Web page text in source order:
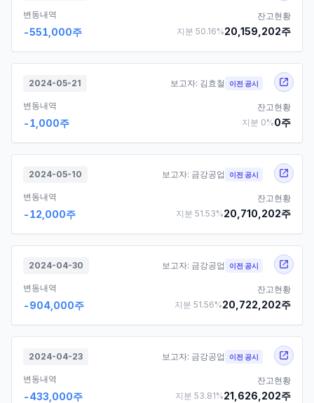
변동내역
-551,000주
잔고현황
지분 50.16%20,159,202주
2024-05-21 보고자: 김효철 이전 공시
변동내역
-1,000주
잔고현황
지분 0%0주
2024-05-10 보고자: 금강공업 이전 공시
변동내역
-12,000주
잔고현황
지분 51.53%20,710,202주
2024-04-30 보고자: 금강공업 이전 공시
변동내역
-904,000주
잔고현황
지분 51.56%20,722,202주
2024-04-23 보고자: 금강공업 이전 공시
변동내역
-433,000주
잔고현황
지분 53.81%21,626,202주